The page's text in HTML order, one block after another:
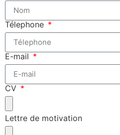
Télephone
E-mail
CV
Lettre de motivation